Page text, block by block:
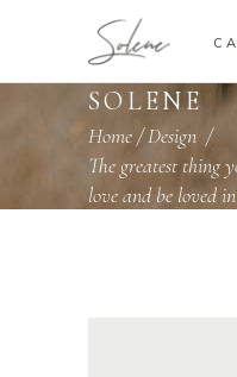
SOLENE
Home/Design /
The greatest thing
love and be loved